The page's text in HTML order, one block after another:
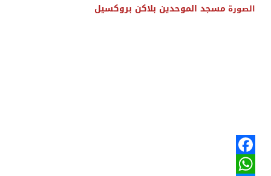
الصورة مسجد الموحدين بلاكن بروكسيل
Facebook